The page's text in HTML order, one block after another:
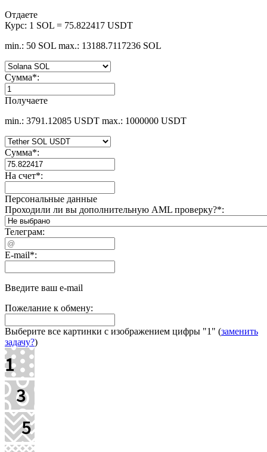
Отдаете
Курс: 1 SOL = 75.822417 USDT
min.: 50 SOL max.: 13188.7117236 SOL
Сумма*:
Получаете
min.: 3791.12085 USDT max.: 1000000 USDT
Сумма*:
На счет*:
Персональные данные
Проходили ли вы дополнительную AML проверку?*:
Телеграм:
E-mail*:
Введите ваш e-mail
Пожелание к обмену:
Выберите все картинки с изображением цифры "1" (заменить
задачу?)